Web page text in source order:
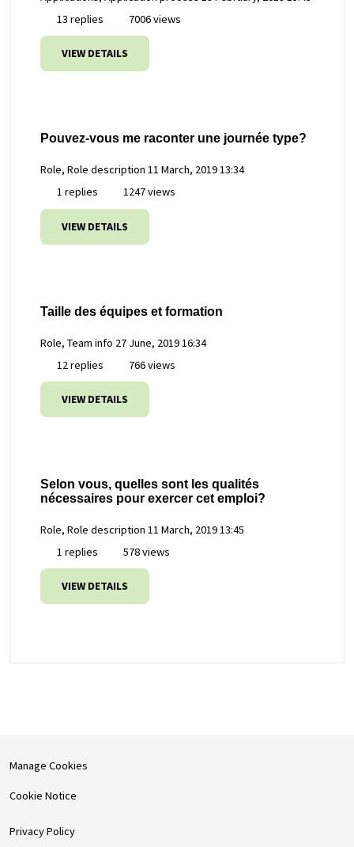
13 replies
7006 views
VIEW DETAILS
Pouvez-vous me raconter une journée type?
Role, Role description 11 March, 2019 13:34
1 replies
1247 views
VIEW DETAILS
Taille des équipes et formation
Role, Team info 27 June, 2019 16:34
12 replies
766 views
VIEW DETAILS
Selon vous, quelles sont les qualités
nécessaires pour exercer cet emploi?
Role, Role description 11 March, 2019 13:45
1 replies
578 views
VIEW DETAILS
Manage Cookies
Cookie Notice
Privacy Policy